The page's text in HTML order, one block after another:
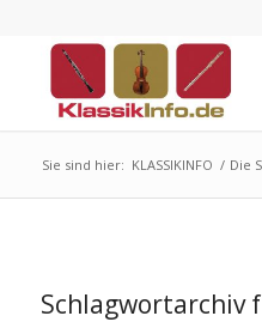
Sie sind hier: KLASSIKINFO / Die
Schlagwortarchiv